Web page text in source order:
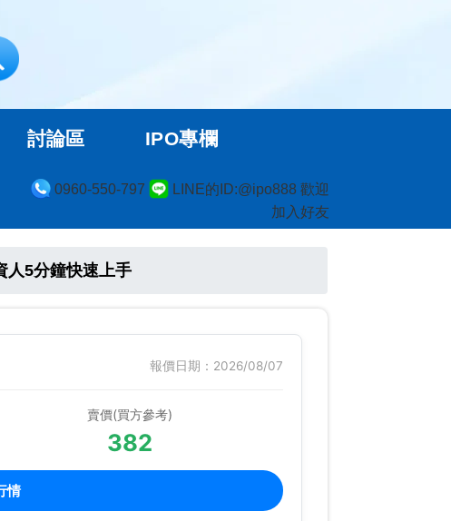
0960-550-797
LINE的ID:@ipo888 歡迎
加入好友
討論區 IPO專欄
人5分鐘快速上手
報價日期：2026/08/07
賣價(買方參考)
382
情